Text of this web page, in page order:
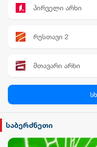
პირველი არხი
რუსთავი 2
მთავარი არხი
სილქ უნივერსალი
საბერძნეთი